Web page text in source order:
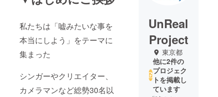
私たちは「嘘みたいな事を
本当にしよう」をテーマに
集まった
シンガーやクリエイター、
カメラマンなど総勢30名以
UnReal
Project
東京都
他に2件の
プロジェク
トを掲載し
ています